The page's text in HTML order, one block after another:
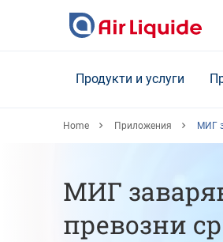
Продукти и услуги
Home Приложения МИГ
МИГ
превозни